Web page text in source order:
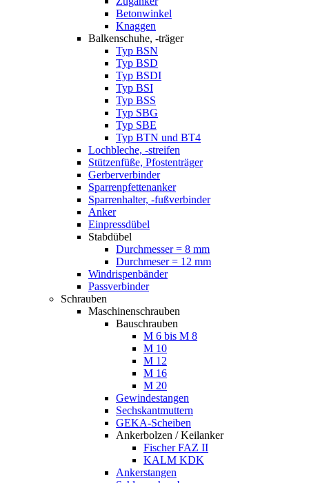
Betonwinkel
Knaggen
Balkenschuhe, -träger
Typ BSN
Typ BSD
Typ BSDI
Typ BSI
Typ BSS
Typ SBG
Typ SBE
Typ BTN und BT4
Lochbleche, -streifen
Stützenfüße, Pfostenträger
Gerberverbinder
Sparrenpfettenanker
Sparrenhalter, -fußverbinder
Anker
Einpressdübel
Stabdübel
Durchmesser = 8 mm
Durchmeser = 12 mm
Windrispenbänder
Passverbinder
Schrauben
Maschinenschrauben
Bauschrauben
M 6 bis M 8
M 10
M 12
M 16
M 20
Gewindestangen
Sechskantmuttern
GEKA-Scheiben
Ankerbolzen / Keilanker
Fischer FAZ II
KALM KDK
Ankerstangen